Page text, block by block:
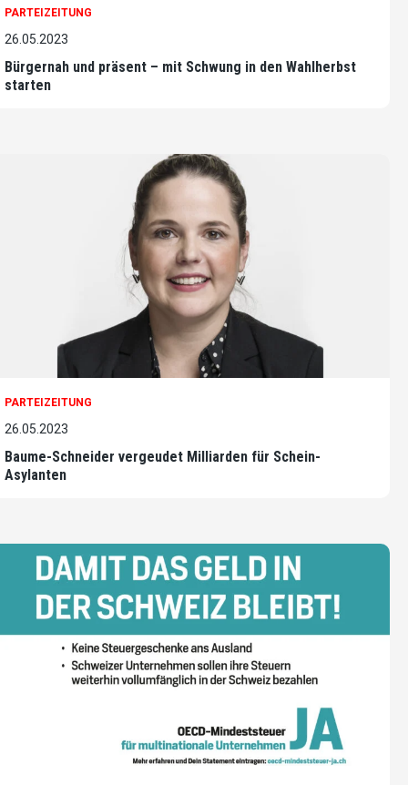
PARTEIZEITUNG
26.05.2023
Bürgernah und präsent – mit Schwung in den Wahlherbst
starten
PARTEIZEITUNG
26.05.2023
Baume-Schneider vergeudet Milliarden für Schein-
Asylanten